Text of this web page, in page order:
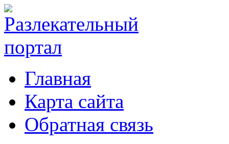
Главная
Карта сайта
Обратная связь